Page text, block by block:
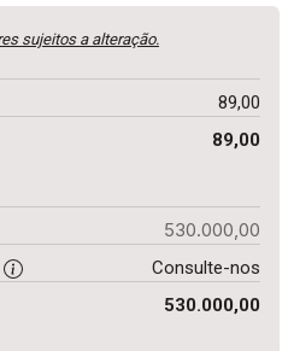
sujeitos a alteração.
89,00
89,00
530.000,00
Consulte-nos
530.000,00